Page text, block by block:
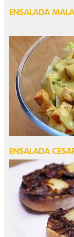
ENSALADA
ENSALADA